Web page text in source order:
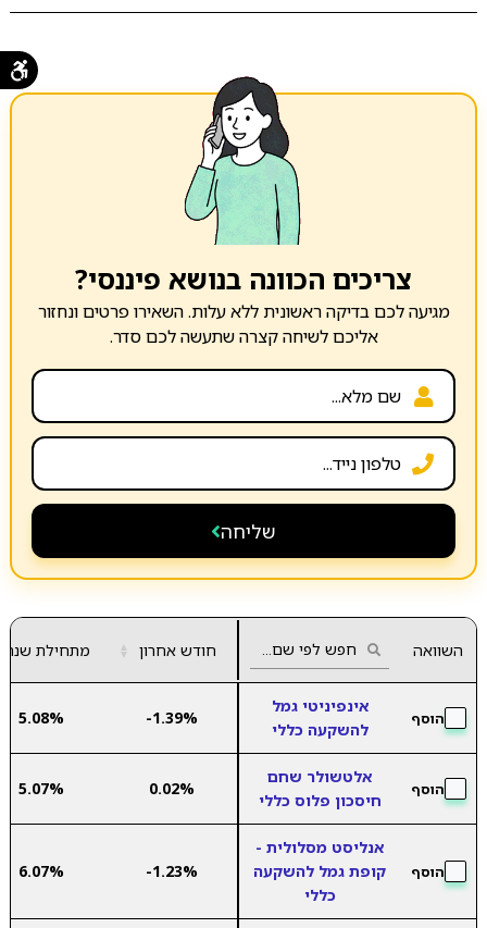
צריכים הכוונה בנושא פיננסי?
מגיעה לכם בדיקה ראשונית ללא עלות. השאירו פרטים ונחזור
אליכם לשיחה קצרה שתעשה לכם סדר.
שליחה
השוואה חודש אחרון ▲
▼ מתחילת שנה
הוסף
אינפיניטי גמל
להשקעה כללי
-1.39%
5.08%
הוסף
אלטשולר שחם
חיסכון פלוס כללי
0.02%
5.07%
הוסף
אנליסט מסלולית -
קופת גמל להשקעה
כללי
-1.23%
6.07%